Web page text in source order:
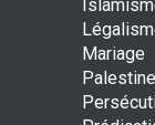
Mariage
Palestine